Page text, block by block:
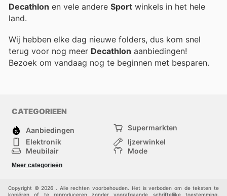
Decathlon en vele andere Sport winkels in het hele
land.
Wij hebben elke dag nieuwe folders, dus kom snel
terug voor nog meer Decathlon aanbiedingen!
Bezoek om vandaag nog te beginnen met besparen.
CATEGORIEEN
Aanbiedingen
Supermarkten
Elektronik
Ijzerwinkel
Meubilair
Mode
Schoonheid
Meer categorieën
Copyright © 2026 . Alle rechten voorbehouden. Het is verboden om de teksten te
kopiëren of te reproduceren zonder voorafgaande schriftelijke toestemming.